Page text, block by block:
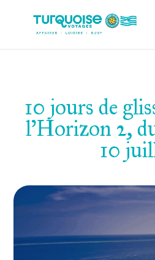
10 jours de
l’Horizon 2,
10